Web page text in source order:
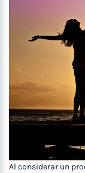
Al considerar un